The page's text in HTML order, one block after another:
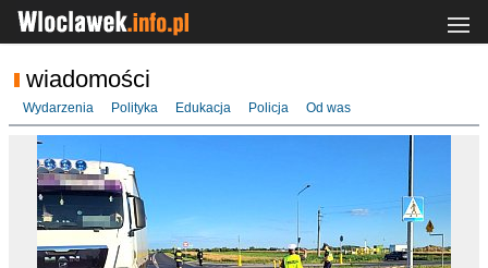
wiadomości
Wydarzenia Polityka Edukacja Policja Od was